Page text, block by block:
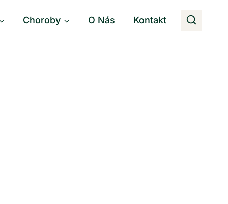
Choroby O Nás Kontakt